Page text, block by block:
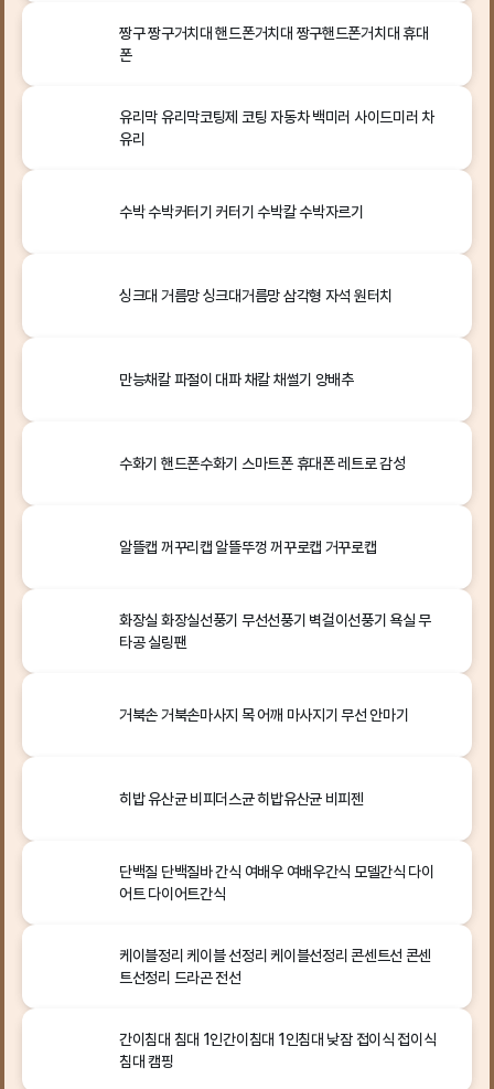
짱구 짱구거치대 핸드폰거치대 짱구핸드폰거치대 휴대
폰
유리막 유리막코팅제 코팅 자동차 백미러 사이드미러 차
유리
수박 수박커터기 커터기 수박칼 수박자르기
싱크대 거름망 싱크대거름망 삼각형 자석 원터치
만능채칼 파절이 대파 채칼 채썰기 양배추
수화기 핸드폰수화기 스마트폰 휴대폰 레트로 감성
알뜰캡 꺼꾸리캡 알뜰뚜껑 꺼꾸로캡 거꾸로캡
화장실 화장실선풍기 무선선풍기 벽걸이선풍기 욕실 무
타공 실링팬
거북손 거북손마사지 목 어깨 마사지기 무선 안마기
히밥 유산균 비피더스균 히밥유산균 비피젠
단백질 단백질바 간식 여배우 여배우간식 모델간식 다이
어트 다이어트간식
케이블정리 케이블 선정리 케이블선정리 콘센트선 콘센
트선정리 드라곤 전선
간이침대 침대 1인간이침대 1인침대 낮잠 접이식 접이식
침대 캠핑